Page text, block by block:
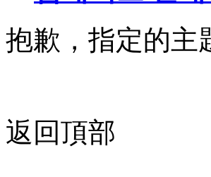
抱歉，指定的主
返回頂部